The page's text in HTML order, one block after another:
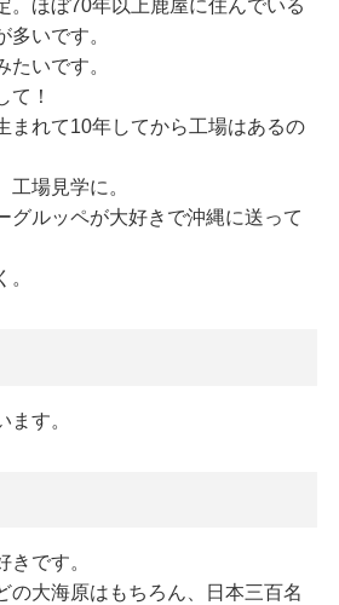
。ほぼ70年以上鹿屋に住んでいる
多いです。
たいです。
て！
まれて10年してから工場はあるの
工場見学に。
グルッペが大好きで沖縄に送って
す。
きです。
の大海原はもちろん、日本三百名